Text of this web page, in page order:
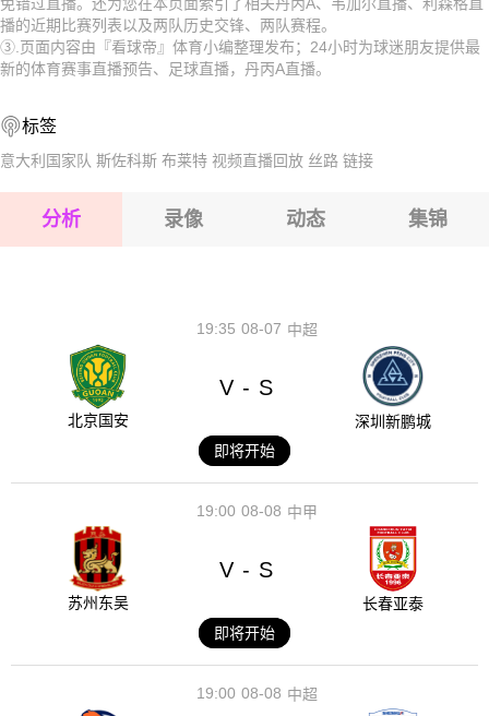
2026-08-15 【丹丙A】 韦加尔VS利森格
2026-08-14 【丹丙A】 韦加尔VS利森格
2026-08-15 【丹丙A】 韦加尔VS利森格
2026-08-15 【丹丙A】 韦加尔VS利森格
2026-08-15 【丹丙A】 韦加尔VS利森格
播的近期比赛列表以及两队历史交锋、两队赛程。
③.页面内容由『看球帝』体育小编整理发布；24小时为球迷朋友提供最
新的体育赛事直播预告、足球直播，丹丙A直播。
标签
意大利国家队 斯佐科斯 布莱特 视频直播回放 丝路 链接
分析 录像 动态 集锦
08-07
19:35 中超
北京国安
V - S
深圳新鹏城
即将开始
08-08
19:00 中甲
苏州东吴
V - S
长春亚泰
即将开始
08-08
19:00 中超